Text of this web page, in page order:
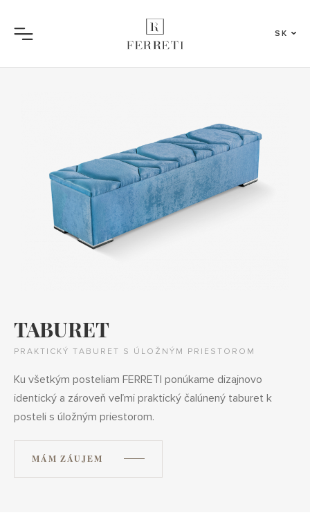
Menu
SK
TABURET
PRAKTICKÝ TABURET S ÚLOŽNÝM PRIESTOROM
Ku všetkým posteliam FERRETI ponúkame dizajnovo
identický a zároveň veľmi praktický čalúnený taburet k
posteli s úložným priestorom.
MÁM ZÁUJEM